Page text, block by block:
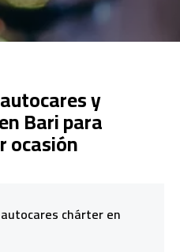
y
Bari para
ocasión
chárter en